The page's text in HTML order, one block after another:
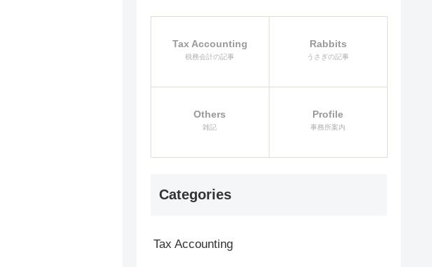
Tax Accounting
税務会計の記事
Rabbits
うさぎの記事
Others
雑記
Profile
事務所案内
Categories
Tax Accounting